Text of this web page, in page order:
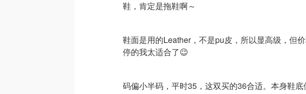
鞋，肯定是拖鞋啊～
鞋面是用的Leather，不是pu皮，所以显高级，但
停的我太适合了😉
码偏小半码，平时35，这双买的36合适。本身鞋